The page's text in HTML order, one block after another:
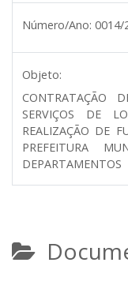
Número/Ano: 0014/
Objeto:
CONTRATAÇÃO
SERVIÇOS DE
REALIZAÇÃO DE
PREFEITURA
DEPARTAMENTOS